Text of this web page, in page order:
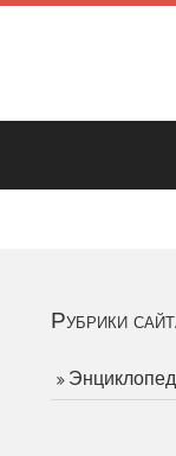
Рубрики